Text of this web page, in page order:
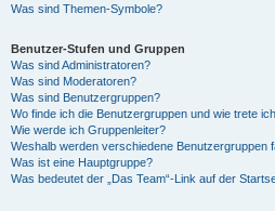
Was sind Themen-Symbole?
Benutzer-Stufen und Gruppen
Was sind Administratoren?
Was sind Moderatoren?
Was sind Benutzergruppen?
Wo finde ich die Benutzergruppen und wie trete
Wie werde ich Gruppenleiter?
Weshalb werden verschiedene Benutzergruppen
Was ist eine Hauptgruppe?
Was bedeutet der „Das Team“-Link auf der